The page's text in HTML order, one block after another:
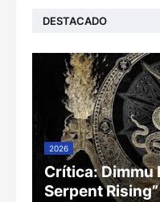
DESTACADO
2026
Crítica: Dimmu
Serpent